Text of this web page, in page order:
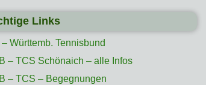
Links
Württemb. Tennisbund
– TCS Schönaich – alle Infos
– TCS – Begegnungen